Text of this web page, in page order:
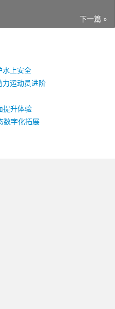
下一篇 »
水上安全
力运动员进阶
提升体验
数字化拓展